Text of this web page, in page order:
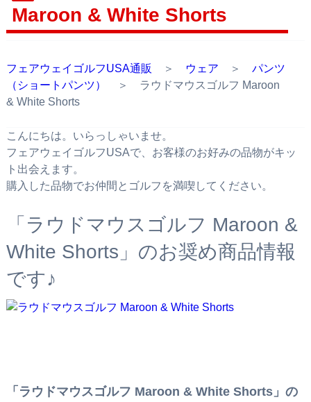
Maroon & White Shorts
フェアウェイゴルフUSA通販 ＞ ウェア ＞ パンツ
（ショートパンツ）
＞ ラウドマウスゴルフ Maroon
& White Shorts
こんにちは。いらっしゃいませ。
フェアウェイゴルフUSAで、お客様のお好みの品物がキッ
ト出会えます。
購入した品物でお仲間とゴルフを満喫してください。
「ラウドマウスゴルフ Maroon &
White Shorts」のお奨め商品情報
です♪
「ラウドマウスゴルフ Maroon & White Shorts」の